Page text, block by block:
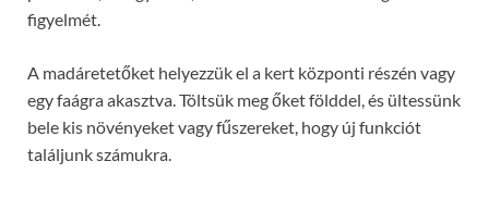
figyelmét.
A madáretetőket helyezzük el a kert központi részén vagy
egy faágra akasztva. Töltsük meg őket földdel, és ültessünk
bele kis növényeket vagy fűszereket, hogy új funkciót
találjunk számukra.